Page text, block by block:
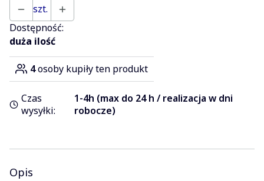
szt.
Dostępność:
duża ilość
4osoby kupiły ten produkt
Czas
wysyłki:
1-4h (max do 24 h / realizacja w dni
robocze)
Opis